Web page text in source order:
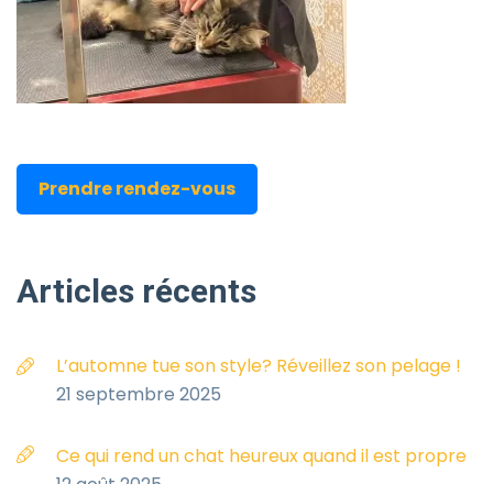
Prendre rendez-vous
Articles récents
L’automne tue son style? Réveillez son pelage !
21 septembre 2025
Ce qui rend un chat heureux quand il est propre